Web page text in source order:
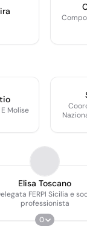
Molise
Elisa Toscano
FERPI Sicilia e
professionista
0